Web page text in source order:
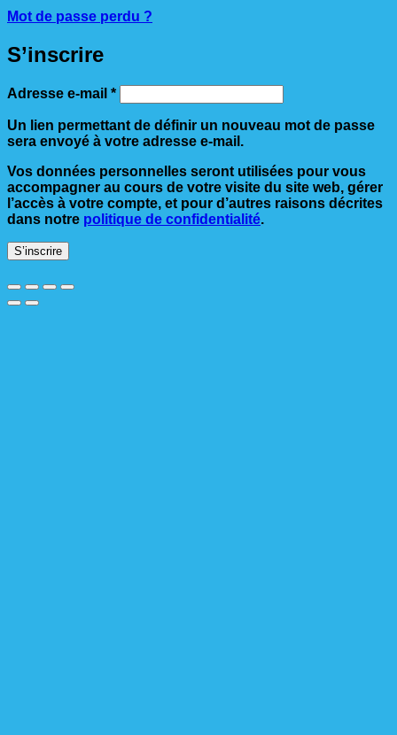
Mot de passe perdu ?
S’inscrire
Adresse e-mail *Obligatoire
Un lien permettant de définir un nouveau mot de passe
sera envoyé à votre adresse e-mail.
Vos données personnelles seront utilisées pour vous
accompagner au cours de votre visite du site web, gérer
l’accès à votre compte, et pour d’autres raisons décrites
dans notre politique de confidentialité.
S’inscrire